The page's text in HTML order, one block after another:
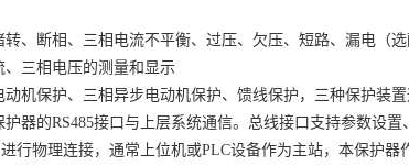
、断相、三相电流不平衡、过压、欠压、短路、漏电（
三相电压的测量和显示
机保护、三相异步电动机保护、馈线保护，三种保护装置
护器的RS485接口与上层系统通信。总线接口支持参数设
行物理连接，通常上位机或PLC设备作为主站，本保护器